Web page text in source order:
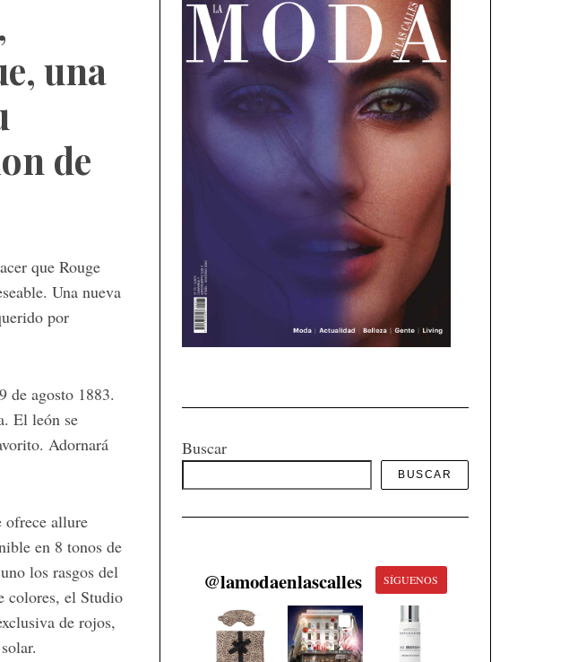
una
de
que Rouge
Una nueva
por
de agosto 1883.
El león se
Adornará
ofrece allure
en 8 tonos de
los rasgos del
colores, el Studio
de rojos,
Buscar
BUSCAR
@lamodaenlascalles SÍGUENOS